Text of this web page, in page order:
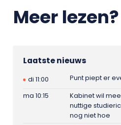
Meer lezen?
Laatste nieuws
di 11:00
Punt piept er
ma 10:15
Kabinet wil
nuttige
nog niet hoe